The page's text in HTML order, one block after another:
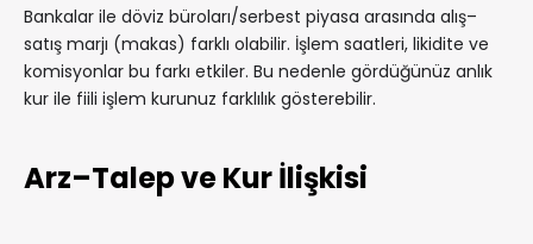
Bankalar ile döviz büroları/serbest piyasa arasında alış–
satış marjı (makas) farklı olabilir. İşlem saatleri, likidite ve
komisyonlar bu farkı etkiler. Bu nedenle gördüğünüz anlık
kur ile fiili işlem kurunuz farklılık gösterebilir.
Arz–Talep ve Kur İlişkisi